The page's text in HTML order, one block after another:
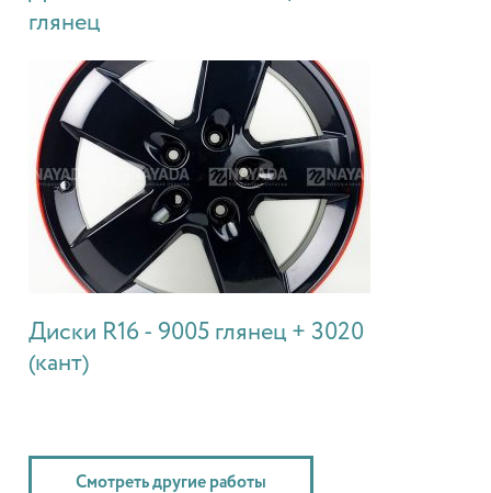
глянец
Диски R16 - 9005 глянец + 3020
(кант)
Смотреть другие работы